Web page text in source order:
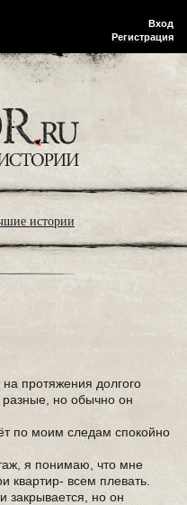
Вход
Регистрация
истории
протяжения долгого
но обычно он
по моим следам спокойно
я понимаю, что мне
квартир- всем плевать.
закрывается, но он